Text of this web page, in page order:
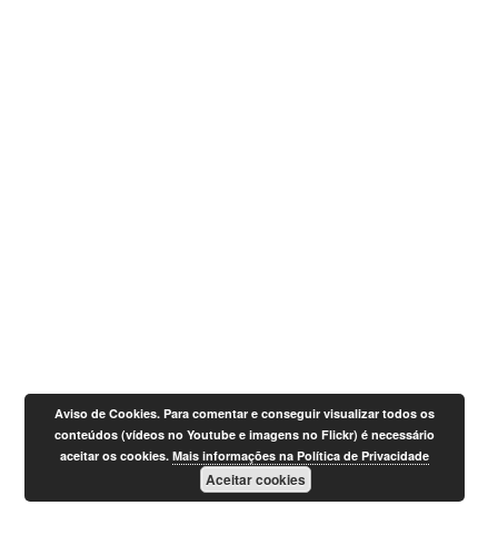
Aviso de Cookies. Para comentar e conseguir visualizar todos os
conteúdos (vídeos no Youtube e imagens no Flickr) é necessário
aceitar os cookies.Mais informações na Política de Privacidade
Aceitar cookies